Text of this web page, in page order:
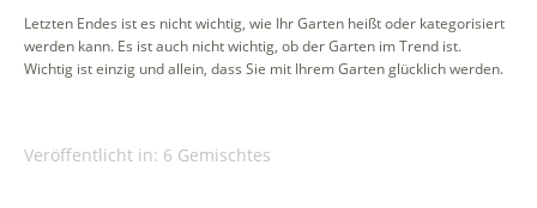
Letzten Endes ist es nicht wichtig, wie Ihr Garten heißt oder kategorisiert
werden kann. Es ist auch nicht wichtig, ob der Garten im Trend ist.
Wichtig ist einzig und allein, dass Sie mit Ihrem Garten glücklich werden.
Veröffentlicht in: 6 Gemischtes